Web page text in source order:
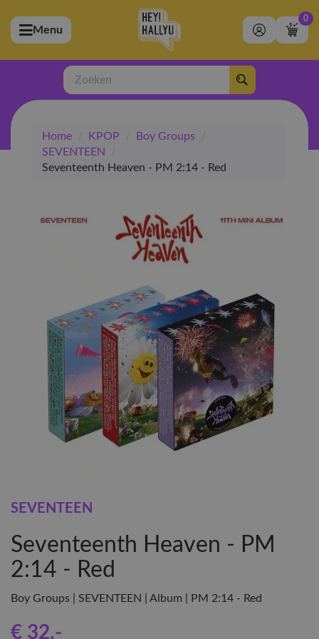
(Artiesten)
(Merchandise)
(Exclusive)
(Winkel)
Menu
0
Zoeken
Home / KPOP / Boy Groups
/
SEVENTEEN
/
Seventeenth Heaven - PM 2:14 - Red
SEVENTEEN
Seventeenth Heaven - PM
2:14 - Red
Boy Groups | SEVENTEEN | Album | PM 2:14 - Red
€ 32,-